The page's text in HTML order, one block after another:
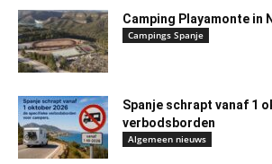
Camping Playamonte in
Campings Spanje
Spanje schrapt vanaf 1
verbodsborden
Algemeen nieuws